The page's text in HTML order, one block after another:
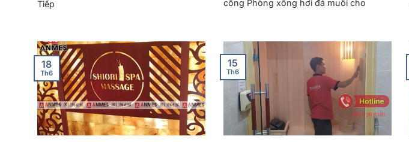
Tiếp
công Phòng xông hơi đá muối cho
18
Th6
15
Th6